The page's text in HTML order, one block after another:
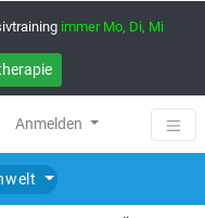
immer Mo, Di, Mi
Anmelden